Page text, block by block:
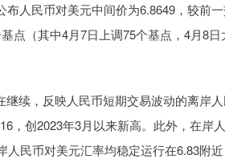
人民币对美元中间价为6.8649，较前
点（其中4月7日上调75个基点，4月8
续，反映人民币短期交易波动的离岸
，创2023年3月以来新高。此外，在岸
民币对美元汇率均稳定运行在6.83附近